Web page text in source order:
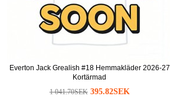
Everton Jack Grealish #18 Hemmakläder 2026-27
Kortärmad
1 041.70SEK 395.82SEK